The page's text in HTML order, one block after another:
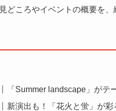
どころやイベントの概要を、
「Summer landscape」がテ
新演出も！「花火と蛍」が